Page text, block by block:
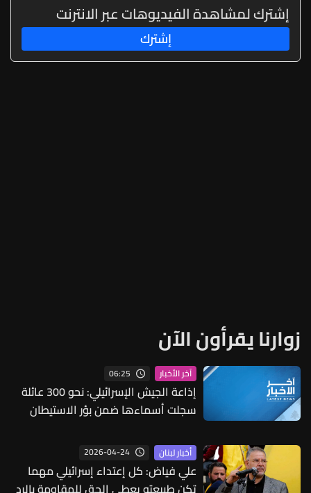
إشترك لمشاهدة الفيديوهات عبر الانترنت
إشترك
زوارنا يقرأون الآن
آخر الأخبار 06:25
إذاعة الجيش الإسرائيلي: نحو 300 عائلة
سجلت أسماءها ضمن بؤر الاستيطان
أخبار لبنان 2026-04-24
علي فياض: كل إعتداء إسرائيلي مهما
تكن طبيعته يعطي الحق للمقاومة بالرد